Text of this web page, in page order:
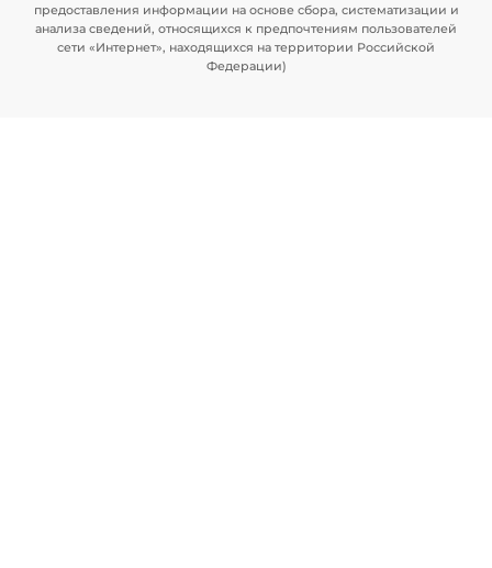
предоставления информации на основе сбора, систематизации и
анализа сведений, относящихся к предпочтениям пользователей
сети «Интернет», находящихся на территории Российской
Федерации)